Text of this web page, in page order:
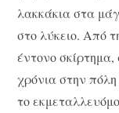
λακκάκια στα
στο λύκειο. Από
έντονο
χρόνια στην
το